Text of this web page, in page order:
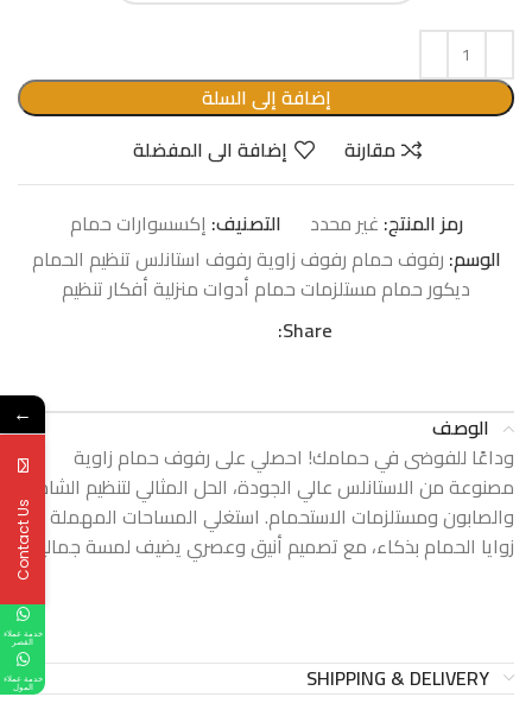
إضافة إلى السلة
مقارنة
إضافة الى المفضلة
رمز المنتج: غير محدد التصنيف: إكسسوارات حمام
الوسم: رفوف حمام رفوف زاوية رفوف استانلس تنظيم الحمام
ديكور حمام مستلزمات حمام أدوات منزلية أفكار تنظيم
Share:
الوصف
وداعًا للفوضى في حمامك! احصلي على رفوف حمام زاوية
مصنوعة من الاستانلس عالي الجودة، الحل المثالي لتنظيم الشامبو
والصابون ومستلزمات الاستحمام. استغلي المساحات المهملة في
زوايا الحمام بذكاء، مع تصميم أنيق وعصري يضيف لمسة جمالية.
SHIPPING & DELIVERY
←
Contact Us
خدمة عملاء
القصر
خدمة عملاء
المول